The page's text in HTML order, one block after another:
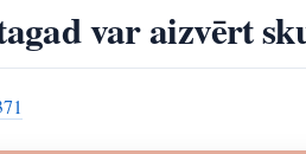
var aizvērt